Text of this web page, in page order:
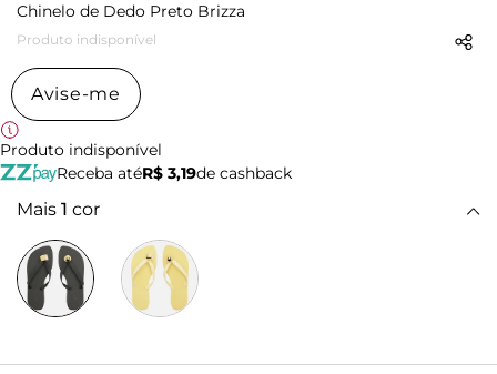
Chinelo de Dedo Preto Brizza
Produto indisponível
Avise-me
Produto indisponível
Receba atéR$ 3,19de cashback
Mais 1 cor